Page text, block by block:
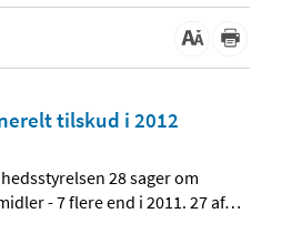
tilskud i 2012
28 sager om
- 7 flere end i 2011. 27 af…